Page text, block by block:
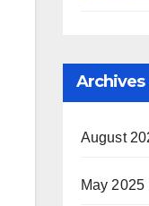
Archives
August
May 2025